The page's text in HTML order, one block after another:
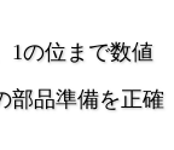
1の位まで数値
部品準備を正確